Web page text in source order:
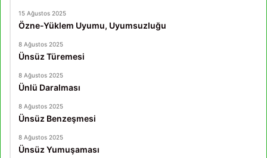
15 Ağustos 2025
Özne-Yüklem Uyumu, Uyumsuzluğu
8 Ağustos 2025
Ünsüz Türemesi
8 Ağustos 2025
Ünlü Daralması
8 Ağustos 2025
Ünsüz Benzeşmesi
8 Ağustos 2025
Ünsüz Yumuşaması